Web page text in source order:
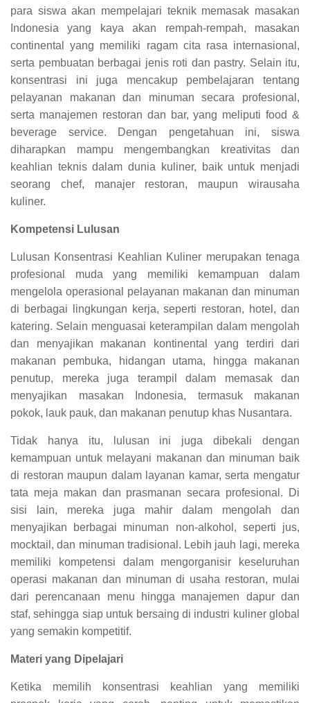
para siswa akan mempelajari teknik memasak masakan
Indonesia yang kaya akan rempah-rempah, masakan
continental yang memiliki ragam cita rasa internasional,
serta pembuatan berbagai jenis roti dan pastry. Selain itu,
konsentrasi ini juga mencakup pembelajaran tentang
pelayanan makanan dan minuman secara profesional,
serta manajemen restoran dan bar, yang meliputi food &
beverage service. Dengan pengetahuan ini, siswa
diharapkan mampu mengembangkan kreativitas dan
keahlian teknis dalam dunia kuliner, baik untuk menjadi
seorang chef, manajer restoran, maupun wirausaha
kuliner.
Kompetensi Lulusan
Lulusan Konsentrasi Keahlian Kuliner merupakan tenaga
profesional muda yang memiliki kemampuan dalam
mengelola operasional pelayanan makanan dan minuman
di berbagai lingkungan kerja, seperti restoran, hotel, dan
katering. Selain menguasai keterampilan dalam mengolah
dan menyajikan makanan kontinental yang terdiri dari
makanan pembuka, hidangan utama, hingga makanan
penutup, mereka juga terampil dalam memasak dan
menyajikan masakan Indonesia, termasuk makanan
pokok, lauk pauk, dan makanan penutup khas Nusantara.
Tidak hanya itu, lulusan ini juga dibekali dengan
kemampuan untuk melayani makanan dan minuman baik
di restoran maupun dalam layanan kamar, serta mengatur
tata meja makan dan prasmanan secara profesional. Di
sisi lain, mereka juga mahir dalam mengolah dan
menyajikan berbagai minuman non-alkohol, seperti jus,
mocktail, dan minuman tradisional. Lebih jauh lagi, mereka
memiliki kompetensi dalam mengorganisir keseluruhan
operasi makanan dan minuman di usaha restoran, mulai
dari perencanaan menu hingga manajemen dapur dan
staf, sehingga siap untuk bersaing di industri kuliner global
yang semakin kompetitif.
Materi yang Dipelajari
Ketika memilih konsentrasi keahlian yang memiliki